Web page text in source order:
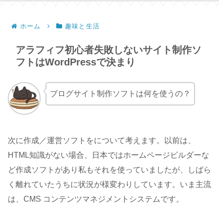
ホーム 趣味と生活
アラフィフ初心者失敗しないサイト制作ソ
フトはWordPressで決まり
ブログサイト制作ソフトは何を使うの？
次に作成／運営ソフトをについて考えます。以前は、
HTML知識がない場合、日本ではホームページビルダーな
ど作成ソフトがあり私もそれを使っていましたが、しばら
く離れていたうちに状況が様変わりしています。いま主流
は、CMS コンテンツマネジメントシステムです。